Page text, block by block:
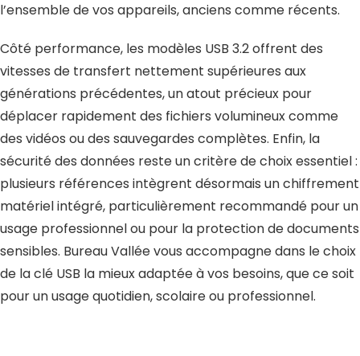
l’ensemble de vos appareils, anciens comme récents.
Côté performance, les modèles USB 3.2 offrent des
vitesses de transfert nettement supérieures aux
générations précédentes, un atout précieux pour
déplacer rapidement des fichiers volumineux comme
des vidéos ou des sauvegardes complètes. Enfin, la
sécurité des données reste un critère de choix essentiel :
plusieurs références intègrent désormais un chiffrement
matériel intégré, particulièrement recommandé pour un
usage professionnel ou pour la protection de documents
sensibles. Bureau Vallée vous accompagne dans le choix
de la clé USB la mieux adaptée à vos besoins, que ce soit
pour un usage quotidien, scolaire ou professionnel.